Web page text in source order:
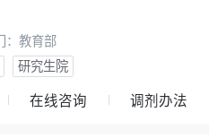
教育部
研究生院
在线咨询 调剂办法